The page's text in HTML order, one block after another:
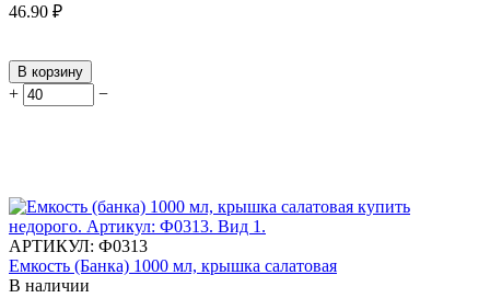
46.90 ₽
В корзину
+ −
АРТИКУЛ: Ф0313
Емкость (Банка) 1000 мл, крышка салатовая
В наличии